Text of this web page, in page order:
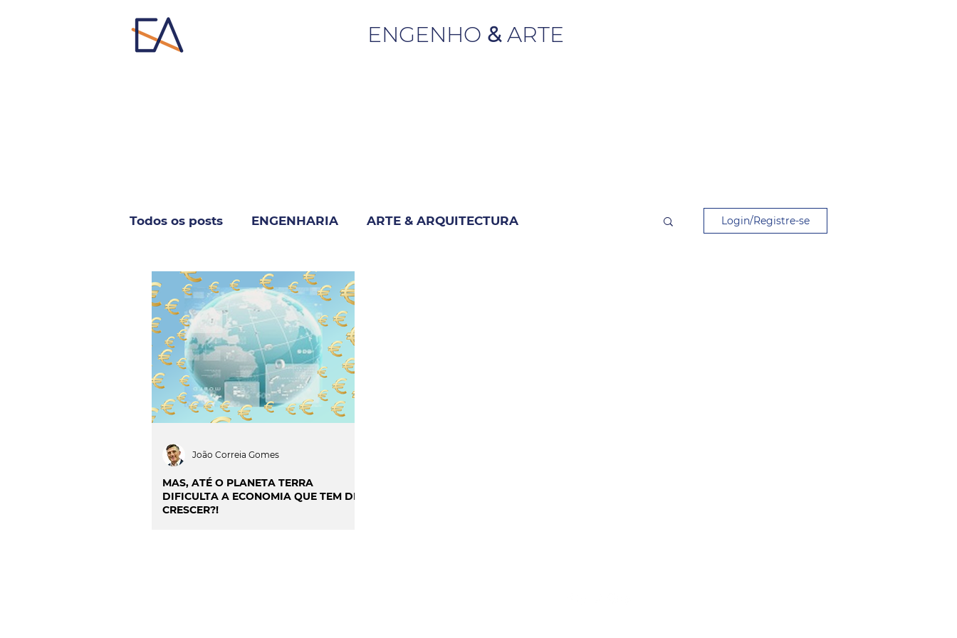
ENGENHO &ARTE
Todos os posts ENGENHARIA ARTE & ARQUITECTURA
INFORMÁTICA & TELECOM INDUSTRIA & NEGÓCIO
INOVAÇÃO & SUSTENTABILIDADE
CIÊNCIA & SAÚDE OPINIÃO & TRENDS
PROJECTOS & OBRAS
Login/Registre-se
MAS, ATÉ O PLANETA TERRA
DIFICULTA A ECONOMIA QUE TEM DE
CRESCER?!
João Correia Gomes